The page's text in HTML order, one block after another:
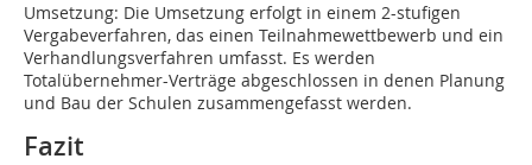
Umsetzung: Die Umsetzung erfolgt in einem 2-stufigen
Vergabeverfahren, das einen Teilnahmewettbewerb und ein
Verhandlungsverfahren umfasst. Es werden
Totalübernehmer-Verträge abgeschlossen in denen Planung
und Bau der Schulen zusammengefasst werden.
Fazit